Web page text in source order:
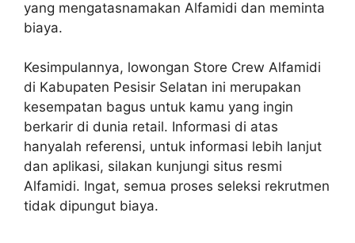
yang mengatasnamakan Alfamidi dan meminta
biaya.
Kesimpulannya, lowongan Store Crew Alfamidi
di Kabupaten Pesisir Selatan ini merupakan
kesempatan bagus untuk kamu yang ingin
berkarir di dunia retail. Informasi di atas
hanyalah referensi, untuk informasi lebih lanjut
dan aplikasi, silakan kunjungi situs resmi
Alfamidi. Ingat, semua proses seleksi rekrutmen
tidak dipungut biaya.